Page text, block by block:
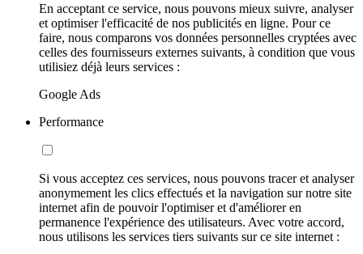
En acceptant ce service, nous pouvons mieux suivre, analyser
et optimiser l'efficacité de nos publicités en ligne. Pour ce
faire, nous comparons vos données personnelles cryptées avec
celles des fournisseurs externes suivants, à condition que vous
utilisiez déjà leurs services :
Google Ads
Performance
Si vous acceptez ces services, nous pouvons tracer et analyser
anonymement les clics effectués et la navigation sur notre site
internet afin de pouvoir l'optimiser et d'améliorer en
permanence l'expérience des utilisateurs. Avec votre accord,
nous utilisons les services tiers suivants sur ce site internet :